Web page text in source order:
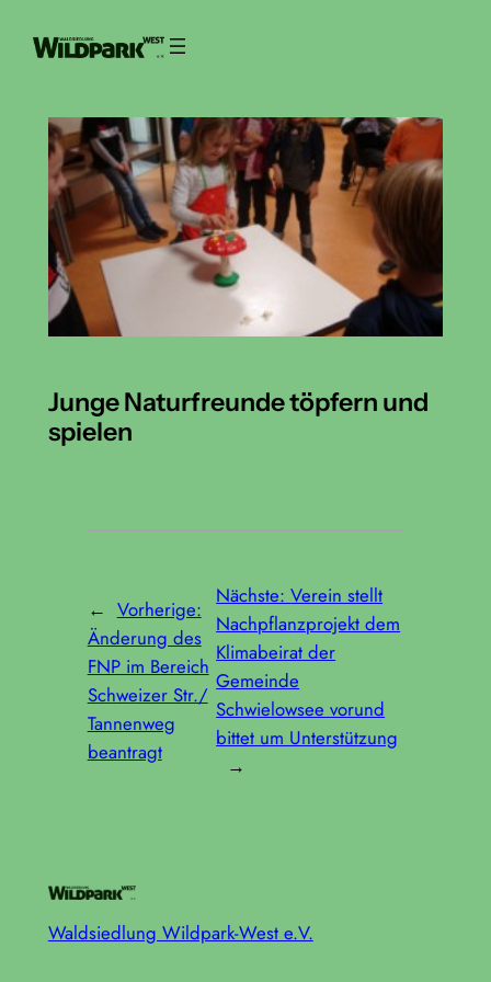
Inhalt
Junge Naturfreunde töpfern und
spielen
← Vorherige:
Änderung des
FNP im Bereich
Schweizer Str./
Tannenweg
beantragt
Nächste:Verein stellt
Nachpflanzprojekt dem
Klimabeirat der
Gemeinde
Schwielowsee vorund
bittet um Unterstützung
→
Waldsiedlung Wildpark-West e.V.